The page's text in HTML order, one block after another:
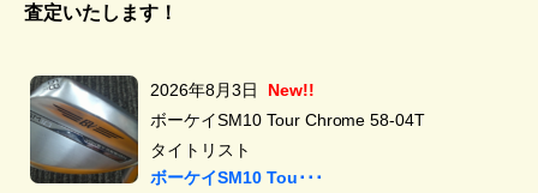
査定いたします！
2026年8月3日
New!!
ボーケイSM10 Tour Chrome 58-04T
タイトリスト
ボーケイSM10 Tou･･･